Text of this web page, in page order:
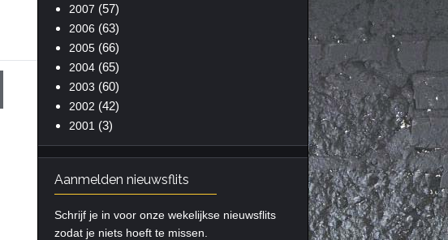
2007 (57)
2006 (63)
2005(66)
2004(65)
2003 (60)
2002 (42)
2001 (3)
Aanmelden nieuwsflits
Schrijf je in voor onze wekelijkse nieuwsflits
zodat je niets hoeft te missen.